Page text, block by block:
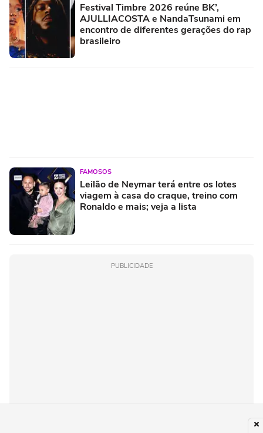
Festival Timbre 2026 reúne BK’,
AJULLIACOSTA e NandaTsunami em
encontro de diferentes gerações do rap
brasileiro
FAMOSOS
Leilão de Neymar terá entre os lotes
viagem à casa do craque, treino com
Ronaldo e mais; veja a lista
PUBLICIDADE